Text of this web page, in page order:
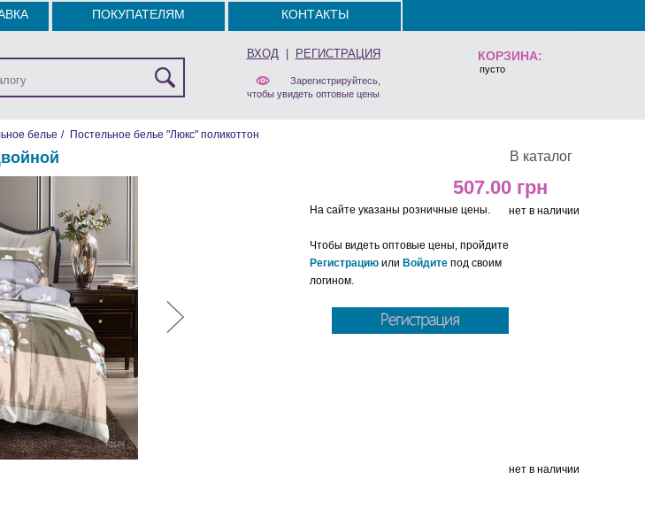
КОРЗИНА:
пусто
ПОКУПАТЕЛЯМ КОНТАКТЫ
ВХОД| РЕГИСТРАЦИЯ
Зарегистрируйтесь,
чтобы увидеть оптовые цены
белье / Постельное белье "Люкс" поликоттон
В каталог
507.00
нет в наличии
На сайте указаны розничные цены.
Чтобы видеть оптовые цены, пройдите
Регистрацию или Войдите под своим
логином.
нет в наличии